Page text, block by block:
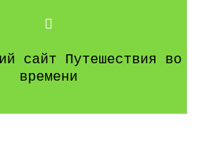
сайт Путешествия во
времени